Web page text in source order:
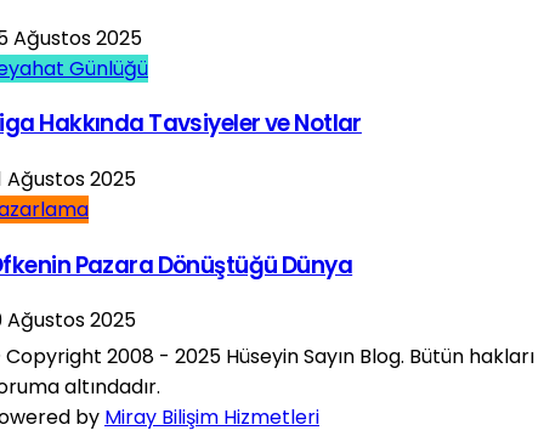
Ağustos 2025
Günlüğü
Hakkında Tavsiyeler ve Notlar
Ağustos 2025
Pazara Dönüştüğü Dünya
Ağustos 2025
2008 - 2025 Hüseyin Sayın Blog. Bütün hakları
altındadır.
by Miray Bilişim Hizmetleri